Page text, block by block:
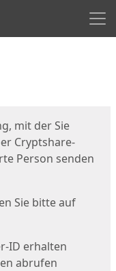
mit der Sie
Cryptshare-
Person senden
Sie bitte auf
ID erhalten
abrufen